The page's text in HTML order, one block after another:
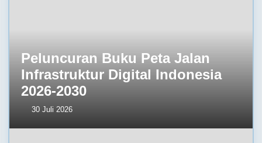
Peluncuran Buku Peta Jalan
Infrastruktur Digital Indonesia
2026-2030
30 Juli 2026